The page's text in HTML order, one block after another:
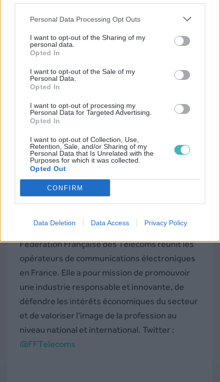
Personal Data Processing Opt Outs
I want to opt-out of the Sharing of my
personal data.
Opted In
I want to opt-out of the Sale of my
Personal Data.
Opted In
I want to opt-out of processing my
Personal Data for Targeted Advertising.
Opted In
I want to opt-out of Collection, Use,
Retention, Sale, and/or Sharing of my
Personal Data that Is Unrelated with the
Purposes for which it was collected.
Opted Out
CONFIRM
Data Deletion Data Access Privacy Policy
l’écosystème mobile. Son ojectif est de
permettre aux entreprisesde recruter de
nouveaux collaborateurs, trouver des
mobile. Twitter :
Les syndicats d’opérateurs
ARCEP (www.arcep.fr):Autorité de régulation
des communications électroniques et des
postes. Twitter :
www.fftelecoms.org
Née à la fin 2007, la
Fédération Française des Télécoms réunit les
opérateurs de communications électroniques
en France. Elle a pour mission de promouvoir
une industrie responsable et innovante, de
défendre les intérêts économiques du secteur
et de valoriser l’image de la profession au
niveau national et international. Twitter :
@FFTelecoms